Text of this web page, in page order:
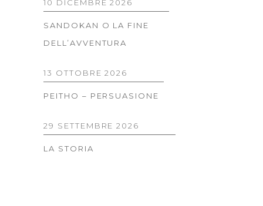
10 DICEMBRE 2026
SANDOKAN O LA FINE
DELL’AVVENTURA
13 OTTOBRE 2026
PEITHO – PERSUASIONE
29 SETTEMBRE 2026
LA STORIA